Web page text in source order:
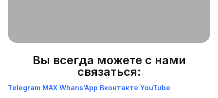
Вы всегда можете с нами
связаться:
Telegram МАХ Whans'App Вконтакте YouTube